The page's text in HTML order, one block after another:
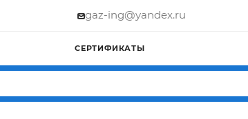
gaz-ing@yandex.ru
СЕРТИФИКАТЫ